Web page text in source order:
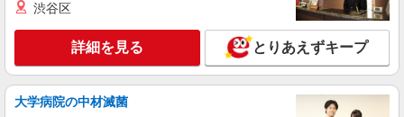
詳細を見る
株式会社kotrio /●SD-H-1975383
石巻市｜シニア向けマンションでの生活サポー
渋谷区
詳細を見る とりあえずキープ
大学病院の中材滅菌